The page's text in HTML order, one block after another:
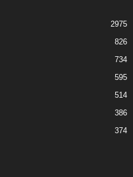
2975
826
734
595
514
386
374